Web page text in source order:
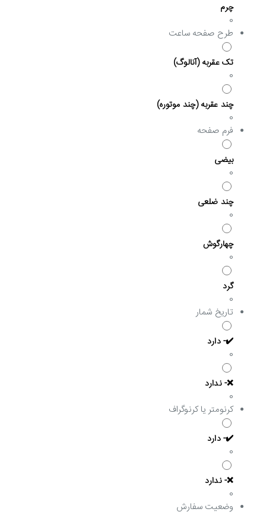
چرم
0
طرح صفحه ساعت
تک عقربه (آنالوگ)
0
چند عقربه (چند موتوره)
0
فرم صفحه
بیضی
0
چند ضلعی
0
چهارگوش
0
گرد
0
تاریخ شمار
✔️- دارد
0
❌- ندارد
0
کرنومتر یا کرنوگراف
✔️- دارد
0
❌- ندارد
0
وضعیت سفارش